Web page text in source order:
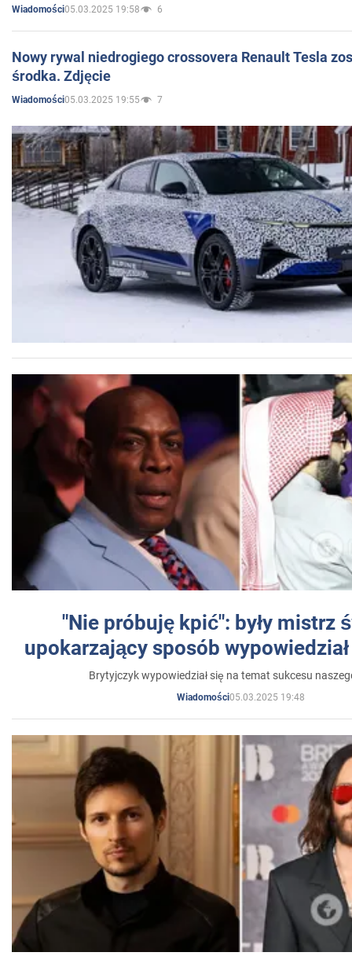
Wiadomości05.03.2025 19:58 6
Nowy rywal niedrogiego crossovera Renault Tesla
środka. Zdjęcie
Wiadomości05.03.2025 19:55 7
"Nie próbuję kpić": były mistrz
upokarzający sposób
Brytyjczyk wypowiedział się na temat sukcesu
Wiadomości05.03.2025 19:48